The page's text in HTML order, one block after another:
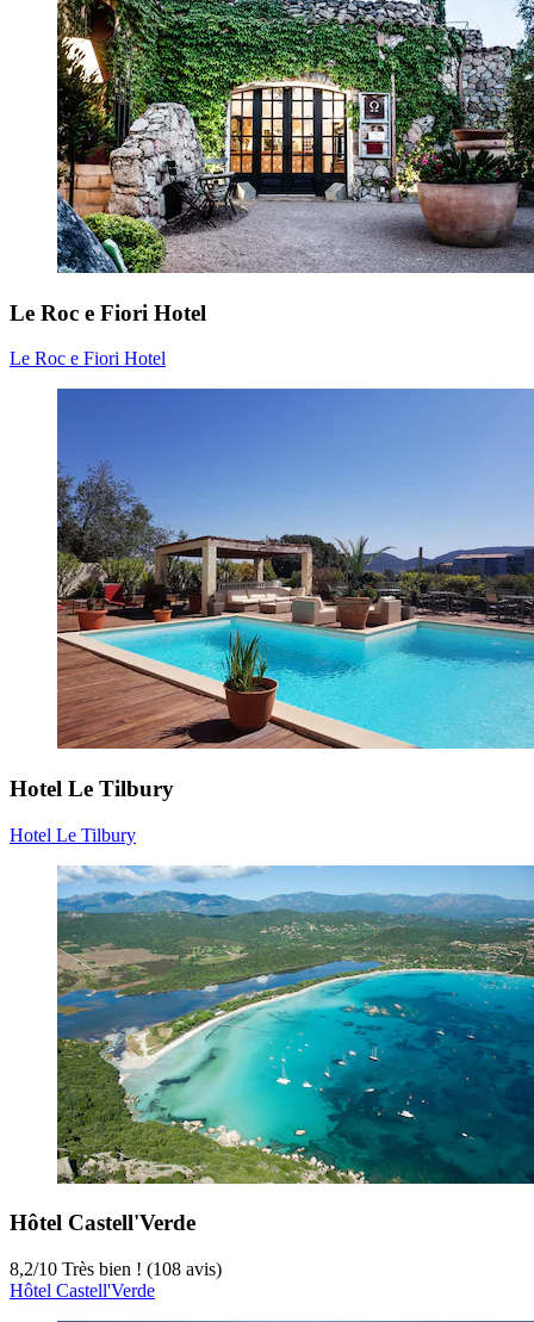
Le Roc e Fiori Hotel
Le Roc e Fiori Hotel
Hotel Le Tilbury
Hotel Le Tilbury
Hôtel Castell'Verde
8,2/10 Très bien ! (108 avis)
Hôtel Castell'Verde